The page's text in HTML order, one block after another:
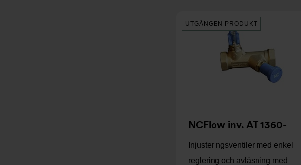
UTGÅNGEN PRODUKT
NCFlow inv. AT 1360-
Injusteringsventiler med enkel
reglering och avläsning med